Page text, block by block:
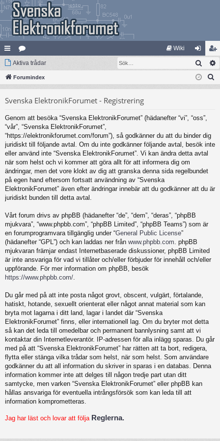
na
bb
ar
at
eg
Wiki
og
ga
li
m
Aktiva trådar Sök
Forumindex
Svenska ElektronikForumet - Registrering
Genom att besöka “Svenska ElektronikForumet” (hädanefter “vi”, “oss”,
“vår”, “Svenska ElektronikForumet”,
“https://elektronikforumet.com/forum”), så godkänner du att du binder dig
juridiskt till följande avtal. Om du inte godkänner följande avtal, besök inte
eller använd inte “Svenska ElektronikForumet”. Vi kan ändra detta avtal
när som helst och vi kommer att göra allt för att informera dig om
ändringar, men det vore klokt av dig att granska denna sida regelbundet
på egen hand eftersom fortsatt användning av “Svenska
ElektronikForumet” även efter ändringar innebär att du godkänner att du är
juridiskt bunden till detta avtal.
Vårt forum drivs av phpBB (hädanefter “de”, “dem”, “deras”, “phpBB
mjukvara”, “www.phpbb.com”, “phpBB Limited”, “phpBB Teams”) som är
en forumprogramvara tillgänglig under “General Public License”
(hädanefter “GPL”) och kan laddas ner från www.phpbb.com . phpBB
mjukvaran främjar endast Internetbaserade diskussioner, phpBB Limited
är inte ansvariga för vad vi tillåter och/eller förbjuder för innehåll och/eller
uppförande. För mer information om phpBB, besök
https://www.phpbb.com/
Du går med på att inte posta något grovt, obscent, vulgärt, förtalande,
hatiskt, hotande, sexuellt orienterat eller något annat material som kan
bryta mot lagarna i ditt land, lagar i landet där “Svenska
ElektronikForumet” finns, eller internationell lag. Om du bryter mot detta
så kan det leda till omedelbar och permanent bannlysning samt att vi
kontaktar din Internetleverantör. IP-adressen för alla inlägg sparas. Du går
med på att “Svenska ElektronikForumet” har rätten att ta bort, redigera,
flytta eller stänga vilka trådar som helst, när som helst. Som användare
godkänner du att all information du skriver in sparas i en databas. Denna
information kommer inte att delges till någon tredje part utan ditt
samtycke, men varken “Svenska ElektronikForumet” eller phpBB kan
hållas ansvariga för eventuella intrångsförsök som kan leda till att
information komprometteras.
Jag har läst och lovar att följa Reglerna.